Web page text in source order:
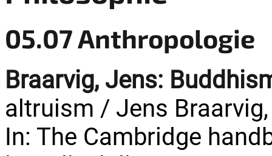
05.07 Anthropologie
Braarvig, Jens:
altruism / Jens
In: The Cambridge